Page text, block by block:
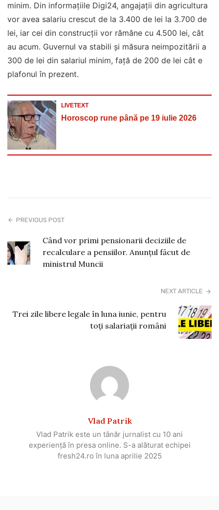
minim. Din informațiile Digi24, angajații din agricultura
vor avea salariu crescut de la 3.400 de lei la 3.700 de
lei, iar cei din construcții vor rămâne cu 4.500 lei, cât
au acum. Guvernul va stabili și măsura neimpozitării a
300 de lei din salariul minim, față de 200 de lei cât e
plafonul în prezent.
LIVETEXT
Horoscop rune până pe 19 iulie 2026
PREVIOUS POST
Când vor primi pensionarii deciziile de
recalculare a pensiilor. Anunțul făcut de
ministrul Muncii
NEXT ARTICLE
Trei zile libere legale în luna iunie, pentru
toţi salariaţii români
Vlad Patrik
Vlad Patrik este un tânăr jurnalist cu 10 ani
experiență în presa online. S-a alăturat echipei
fresh24.ro în luna aprilie 2025